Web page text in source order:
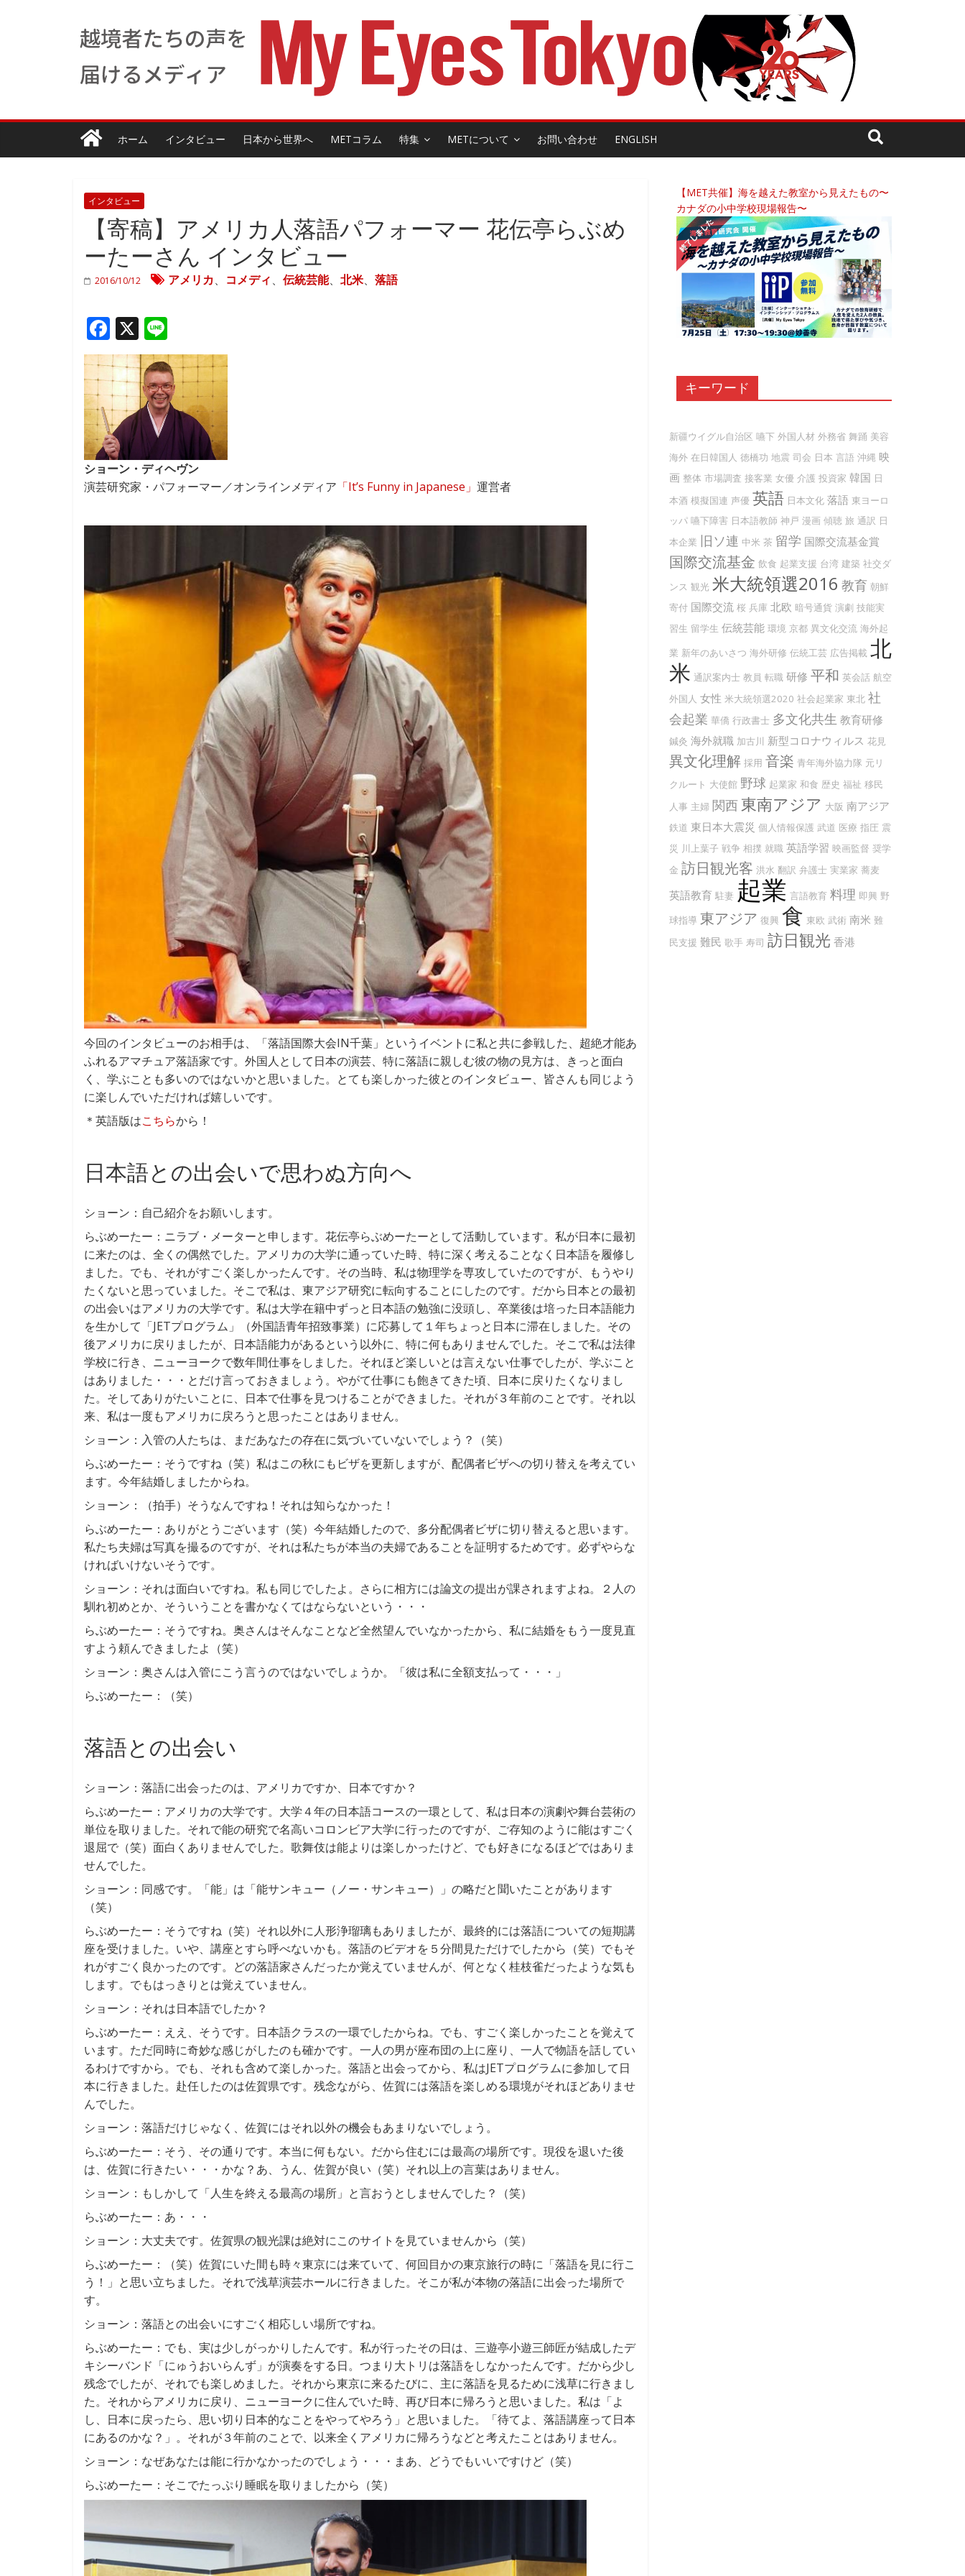
ホーム インタビュー 日本から世界へ METコラム 特集 METについて お問い合わせ ENGLISH
インタビュー
【寄稿】アメリカ人落語パフォーマー 花伝亭らぶめ
ーたーさん インタビュー
2016/10/12 アメリカ、 コメディ、 伝統芸能、 北米、 落語
F
ac
e
b
o
o
k
X
n
e
ショーン・ディヘヴン
演芸研究家・パフォーマー／オンラインメディア 「It’s Funny in Japanese」 運営者
今回のインタビューのお相手は、「落語国際大会IN千葉」というイベントに私と共に参戦した、超絶才能あ
ふれるアマチュア落語家です。外国人として日本の演芸、特に落語に親しむ彼の物の見方は、きっと面白
く、学ぶことも多いのではないかと思いました。とても楽しかった彼とのインタビュー、皆さんも同じよう
に楽しんでいただければ嬉しいです。
＊英語版はこちらから！
日本語との出会いで思わぬ方向へ
ショーン：自己紹介をお願いします。
らぶめーたー：ニラブ・メーターと申します。花伝亭らぶめーたーとして活動しています。私が日本に最初
に来たのは、全くの偶然でした。アメリカの大学に通っていた時、特に深く考えることなく日本語を履修し
ました。でも、それがすごく楽しかったんです。その当時、私は物理学を専攻していたのですが、もうやり
たくないと思っていました。そこで私は、東アジア研究に転向することにしたのです。だから日本との最初
の出会いはアメリカの大学です。私は大学在籍中ずっと日本語の勉強に没頭し、卒業後は培った日本語能力
を生かして「JETプログラム」（外国語青年招致事業）に応募して１年ちょっと日本に滞在しました。その
後アメリカに戻りましたが、日本語能力があるという以外に、特に何もありませんでした。そこで私は法律
学校に行き、ニューヨークで数年間仕事をしました。それほど楽しいとは言えない仕事でしたが、学ぶこと
はありました・・・とだけ言っておきましょう。やがて仕事にも飽きてきた頃、日本に戻りたくなりまし
た。そしてありがたいことに、日本で仕事を見つけることができました。それが３年前のことです。それ以
来、私は一度もアメリカに戻ろうと思ったことはありません。
ショーン：入管の人たちは、まだあなたの存在に気づいていないでしょう？（笑）
らぶめーたー：そうですね（笑）私はこの秋にもビザを更新しますが、配偶者ビザへの切り替えを考えてい
ます。今年結婚しましたからね。
ショーン：（拍手）そうなんですね！それは知らなかった！
らぶめーたー：ありがとうございます（笑）今年結婚したので、多分配偶者ビザに切り替えると思います。
私たち夫婦は写真を撮るのですが、それは私たちが本当の夫婦であることを証明するためです。必ずやらな
ければいけないそうです。
ショーン：それは面白いですね。私も同じでしたよ。さらに相方には論文の提出が課されますよね。２人の
馴れ初めとか、そういうことを書かなくてはならないという・・・
らぶめーたー：そうですね。奥さんはそんなことなど全然望んでいなかったから、私に結婚をもう一度見直
すよう頼んできましたよ（笑）
ショーン：奥さんは入管にこう言うのではないでしょうか。「彼は私に全額支払って・・・」
らぶめーたー：（笑）
落語との出会い
ショーン：落語に出会ったのは、アメリカですか、日本ですか？
らぶめーたー：アメリカの大学です。大学４年の日本語コースの一環として、私は日本の演劇や舞台芸術の
単位を取りました。それで能の研究で名高いコロンビア大学に行ったのですが、ご存知のように能はすごく
退屈で（笑）面白くありませんでした。歌舞伎は能よりは楽しかったけど、でも好きになるほどではありま
せんでした。
ショーン：同感です。「能」は「能サンキュー（ノー・サンキュー）」の略だと聞いたことがあります
（笑）
らぶめーたー：そうですね（笑）それ以外に人形浄瑠璃もありましたが、最終的には落語についての短期講
座を受けました。いや、講座とすら呼べないかも。落語のビデオを５分間見ただけでしたから（笑）でもそ
れがすごく良かったのです。どの落語家さんだったか覚えていませんが、何となく桂枝雀だったような気も
します。でもはっきりとは覚えていません。
ショーン：それは日本語でしたか？
らぶめーたー：ええ、そうです。日本語クラスの一環でしたからね。でも、すごく楽しかったことを覚えて
います。ただ同時に奇妙な感じがしたのも確かです。一人の男が座布団の上に座り、一人で物語を話してい
るわけですから。でも、それも含めて楽しかった。落語と出会ってから、私はJETプログラムに参加して日
本に行きました。赴任したのは佐賀県です。残念ながら、佐賀には落語を楽しめる環境がそれほどありませ
んでした。
ショーン：落語だけじゃなく、佐賀にはそれ以外の機会もあまりないでしょう。
らぶめーたー：そう、その通りです。本当に何もない。だから住むには最高の場所です。現役を退いた後
は、佐賀に行きたい・・・かな？あ、うん、佐賀が良い（笑）それ以上の言葉はありません。
ショーン：もしかして「人生を終える最高の場所」と言おうとしませんでした？（笑）
らぶめーたー：あ・・・
ショーン：大丈夫です。佐賀県の観光課は絶対にこのサイトを見ていませんから（笑）
らぶめーたー：（笑）佐賀にいた間も時々東京には来ていて、何回目かの東京旅行の時に「落語を見に行こ
う！」と思い立ちました。それで浅草演芸ホールに行きました。そこが私が本物の落語に出会った場所で
す。
ショーン：落語との出会いにすごく相応しい場所ですね。
らぶめーたー：でも、実は少しがっかりしたんです。私が行ったその日は、三遊亭小遊三師匠が結成したデ
キシーバンド「にゅうおいらんず」が演奏をする日。つまり大トリは落語をしなかったんです。だから少し
残念でしたが、それでも楽しめました。それから東京に来るたびに、主に落語を見るために浅草に行きまし
た。それからアメリカに戻り、ニューヨークに住んでいた時、再び日本に帰ろうと思いました。私は「よ
し、日本に戻ったら、思い切り日本的なことをやってやろう」と思いました。「待てよ、落語講座って日本
にあるのかな？」。それが３年前のことで、以来全くアメリカに帰ろうなどと考えたことはありません。
ショーン：なぜあなたは能に行かなかったのでしょう・・・まあ、どうでもいいですけど（笑）
らぶめーたー：そこでたっぷり睡眠を取りましたから（笑）
【MET共催】海を越えた教室から見えたもの〜
カナダの小中学校現場報告〜
キーワード
新疆ウイグル自治区 嚥下 外国人材 外務省 舞踊 美容
海外 在日韓国人 徳橋功 地震 司会 日本 言語 沖縄 映
画 整体 市場調査 接客業 女優 介護 投資家 韓国 日
本酒 模擬国連 声優 英語 日本文化 落語 東ヨーロ
ッパ 嚥下障害 日本語教師 神戸 漫画 傾聴 旅 通訳 日
本企業 旧ソ連 中米 茶 留学 国際交流基金賞
国際交流基金 飲食 起業支援 台湾 建築 社交ダ
ンス 観光 米大統領選2016 教育 朝鮮
寄付 国際交流 桜 兵庫 北欧 暗号通貨 演劇 技能実
習生 留学生 伝統芸能 環境 京都 異文化交流 海外起
業 新年のあいさつ 海外研修 伝統工芸 広告掲載 北
米 通訳案内士 教員 転職 研修 平和 英会話 航空
外国人 女性 米大統領選2020 社会起業家 東北 社
会起業 華僑 行政書士 多文化共生 教育研修
鍼灸 海外就職 加古川 新型コロナウィルス 花見
異文化理解 採用 音楽 青年海外協力隊 元リ
クルート 大使館 野球 起業家 和食 歴史 福祉 移民
人事 主婦 関西 東南アジア 大阪 南アジア
鉄道 東日本大震災 個人情報保護 武道 医療 指圧 震
災 川上葉子 戦争 相撲 就職 英語学習 映画監督 奨学
金 訪日観光客 洪水 翻訳 弁護士 実業家 蕎麦
英語教育 駐妻 起業 言語教育 料理 即興 野
球指導 東アジア 復興 食 東欧 武術 南米 難
民支援 難民 歌手 寿司 訪日観光 香港